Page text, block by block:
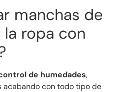
manchas de
ropa con
de humedades,
acabando con todo tipo de